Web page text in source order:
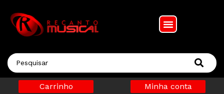
Carrinho Minha conta